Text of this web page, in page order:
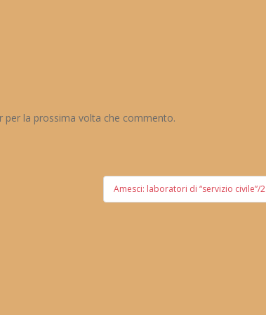
la prossima volta che commento.
Amesci: laboratori di “servizio civile”/2